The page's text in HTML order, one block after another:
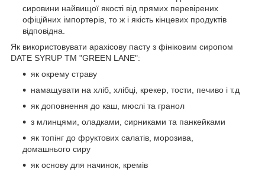
сировини найвищої якості від прямих перевірених
офіційних імпортерів, то ж і якість кінцевих продуктів
відповідна.
Як використовувати арахісову пасту з фініковим сиропом
DATE SYRUP ТМ "GREEN LANE":
як окрему страву
намащувати на хліб, хлібці, крекер, тости, печиво і т.д
як доповнення до каш, мюслі та гранол
з млинцями, оладками, сирниками та панкейками
як топінг до фруктових салатів, морозива,
домашнього сиру
як основу для начинок, кремів